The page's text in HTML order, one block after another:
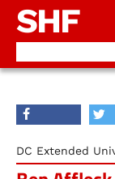
SHF
DC Extended